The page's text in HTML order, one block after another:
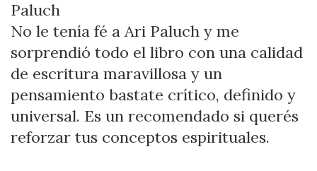
Paluch
No le tenía fé a Ari Paluch y me
sorprendió todo el libro con una calidad
de escritura maravillosa y un
pensamiento bastate crítico, definido y
universal. Es un recomendado si querés
reforzar tus conceptos espirituales.